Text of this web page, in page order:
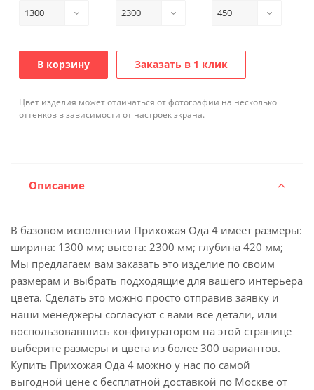
1300 2300 450
В корзину Заказать в 1 клик
Цвет изделия может отличаться от фотографии на несколько
оттенков в зависимости от настроек экрана.
Описание
В базовом исполнении Прихожая Ода 4 имеет размеры:
ширина: 1300 мм; высота: 2300 мм; глубина 420 мм;
Мы предлагаем вам заказать это изделие по своим
размерам и выбрать подходящие для вашего интерьера
цвета. Сделать это можно просто отправив заявку и
наши менеджеры согласуют с вами все детали, или
воспользовавшись конфигуратором на этой странице
выберите размеры и цвета из более 300 вариантов.
Купить Прихожая Ода 4 можно у нас по самой
выгодной цене с бесплатной доставкой по Москве от